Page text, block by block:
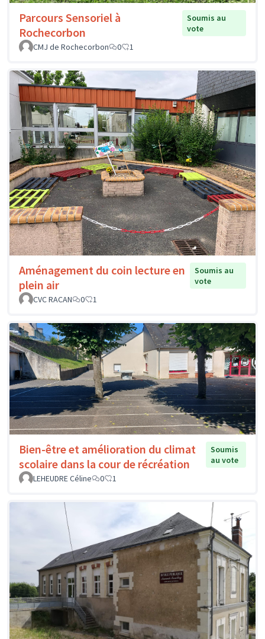
Parcours Sensoriel à
Rochecorbon
Soumis au
vote
CMJ de Rochecorbon
0 1
Aménagement du coin lecture en
plein air
Soumis au
vote
CVC RACAN
0 1
Bien-être et amélioration du climat
scolaire dans la cour de récréation
Soumis
au vote
LEHEUDRE Céline
0 1